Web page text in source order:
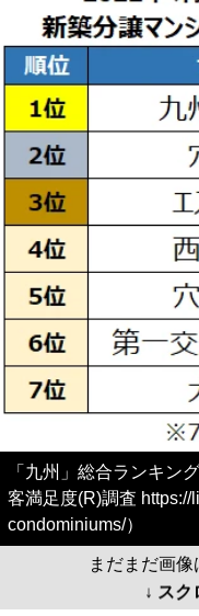
「九州」総合ランキン
客満足度(R)調査
condominiums/）
まだまだ画像
↓ スク